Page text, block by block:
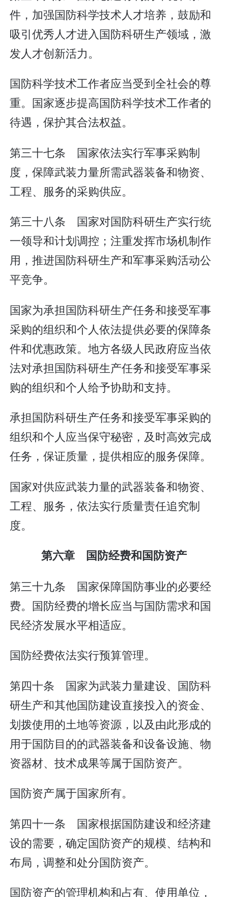
件，加强国防科学技术人才培养，鼓励和
吸引优秀人才进入国防科研生产领域，激
发人才创新活力。
国防科学技术工作者应当受到全社会的尊
重。国家逐步提高国防科学技术工作者的
待遇，保护其合法权益。
第三十七条 国家依法实行军事采购制
度，保障武装力量所需武器装备和物资、
工程、服务的采购供应。
第三十八条 国家对国防科研生产实行统
一领导和计划调控；注重发挥市场机制作
用，推进国防科研生产和军事采购活动公
平竞争。
国家为承担国防科研生产任务和接受军事
采购的组织和个人依法提供必要的保障条
件和优惠政策。地方各级人民政府应当依
法对承担国防科研生产任务和接受军事采
购的组织和个人给予协助和支持。
承担国防科研生产任务和接受军事采购的
组织和个人应当保守秘密，及时高效完成
任务，保证质量，提供相应的服务保障。
国家对供应武装力量的武器装备和物资、
工程、服务，依法实行质量责任追究制
度。
第六章 国防经费和国防资产
第三十九条 国家保障国防事业的必要经
费。国防经费的增长应当与国防需求和国
民经济发展水平相适应。
国防经费依法实行预算管理。
第四十条 国家为武装力量建设、国防科
研生产和其他国防建设直接投入的资金、
划拨使用的土地等资源，以及由此形成的
用于国防目的的武器装备和设备设施、物
资器材、技术成果等属于国防资产。
国防资产属于国家所有。
第四十一条 国家根据国防建设和经济建
设的需要，确定国防资产的规模、结构和
布局，调整和处分国防资产。
国防资产的管理机构和占有、使用单位，